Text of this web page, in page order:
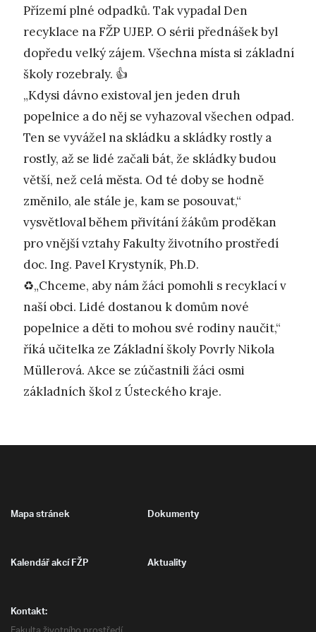
Přízemí plné odpadků. Tak vypadal Den
recyklace na FŽP UJEP. O sérii přednášek byl
dopředu velký zájem. Všechna místa si základní
školy rozebraly. 👍
„Kdysi dávno existoval jen jeden druh
popelnice a do něj se vyhazoval všechen odpad.
Ten se vyvážel na skládku a skládky rostly a
rostly, až se lidé začali bát, že skládky budou
větší, než celá města. Od té doby se hodně
změnilo, ale stále je, kam se posouvat,“
vysvětloval během přivítání žákům proděkan
pro vnější vztahy Fakulty životního prostředí
doc. Ing. Pavel Krystyník, Ph.D.
♻️„Chceme, aby nám žáci pomohli s recyklací v
naší obci. Lidé dostanou k domům nové
popelnice a děti to mohou své rodiny naučit,“
říká učitelka ze Základní školy Povrly Nikola
Müllerová. Akce se zúčastnili žáci osmi
základních škol z Ústeckého kraje.
Mapa stránek Dokumenty
Kalendář akcí FŽP Aktuality
Kontakt: